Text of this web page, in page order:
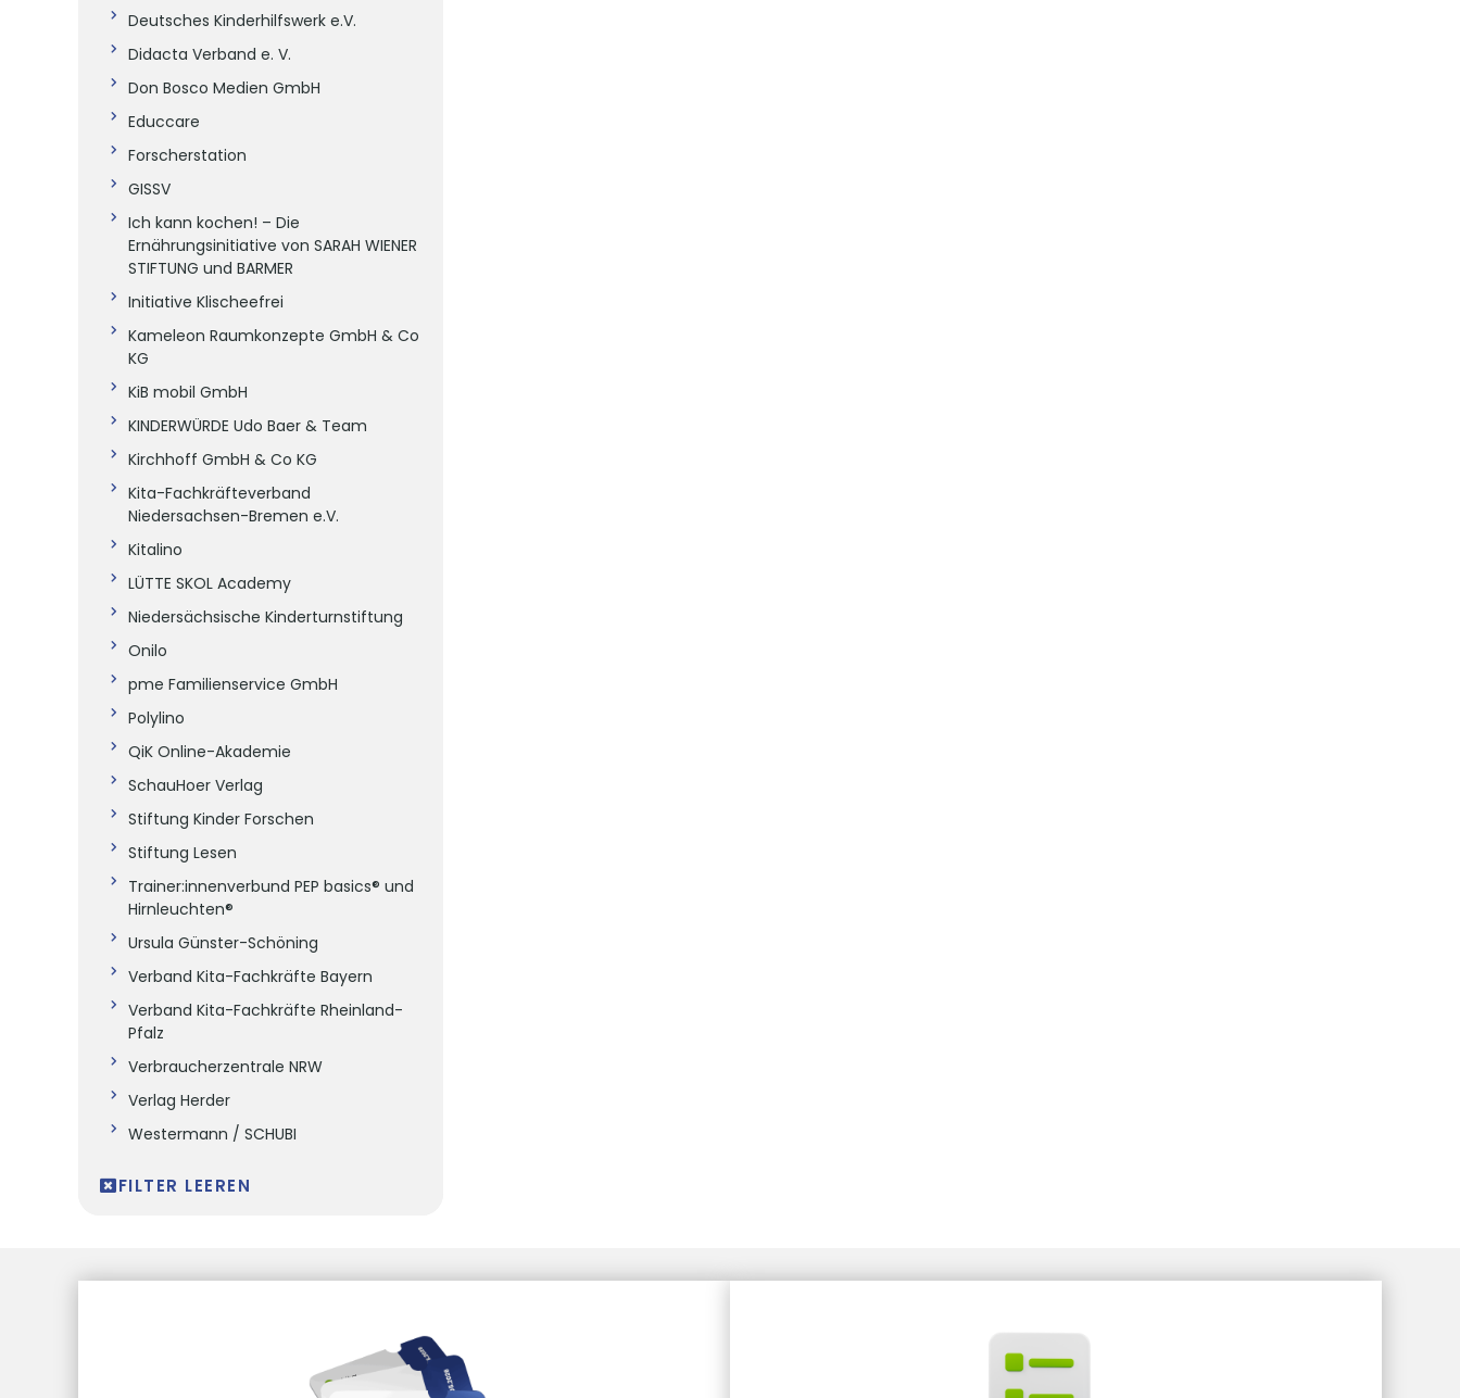
Deutsches Kinderhilfswerk e.V.
Didacta Verband e. V.
Don Bosco Medien GmbH
Educcare
Forscherstation
GISSV
Ich kann kochen! – Die
Ernährungsinitiative von SARAH WIENER
STIFTUNG und BARMER
Initiative Klischeefrei
Kameleon Raumkonzepte GmbH & Co
KG
KiB mobil GmbH
KINDERWÜRDE Udo Baer & Team
Kirchhoff GmbH & Co KG
Kita-Fachkräfteverband
Niedersachsen-Bremen e.V.
Kitalino
LÜTTE SKOL Academy
Niedersächsische Kinderturnstiftung
Onilo
pme Familienservice GmbH
Polylino
QiK Online-Akademie
SchauHoer Verlag
Stiftung Kinder Forschen
Stiftung Lesen
Trainer:innenverbund PEP basics® und
Hirnleuchten®
Ursula Günster-Schöning
Verband Kita-Fachkräfte Bayern
Verband Kita-Fachkräfte Rheinland-
Pfalz
Verbraucherzentrale NRW
Verlag Herder
Westermann / SCHUBI
FILTER LEEREN